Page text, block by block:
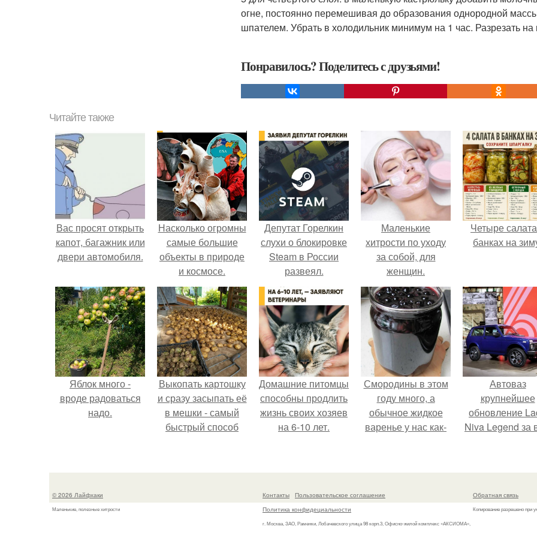
огне, постоянно перемешивая до образования однородной
шпателем. Убрать в холодильник минимум на 1 час. Разрезать
Понравилось? Поделитесь с друзьями!
Читайте также
Вас просят открыть
капот, багажник или
двери автомобиля.
Насколько огромны
самые большие
объекты в природе
и космосе.
Депутат Горелкин
слухи о блокировке
Steam в России
развеял.
Маленькие
хитрости по уходу
за собой, для
женщин.
Четыре
банках на
Яблок много -
вроде радоваться
надо.
Выкопать картошку
и сразу засыпать её
в мешки - самый
быстрый способ
порезы и больные
Домашние питомцы
способны продлить
жизнь своих хозяев
на 6-10 лет.
Смородины в этом
году много, а
обычное жидкое
варенье у нас как-
Автоваз
крупнейшее
обновление
Niva Legend за
© 2026 Лайфхаки
Маленькие, полезные хитрости
Контакты
Пользовательское соглашение
Политика конфидециальности
г. Москва, ЗАО, Раменки, Лобачевского улица 98 корп.3, Офисно-жилой комплекс «АКСИОМА»,
Обратная связь
Копирование разрешено при